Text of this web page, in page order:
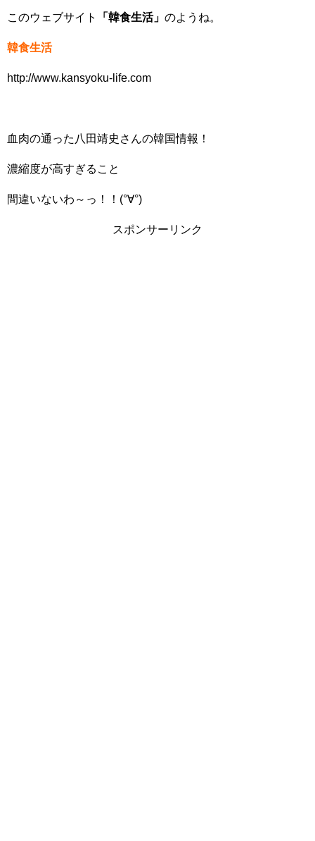
このウェブサイト 「韓食生活」 のようね。
韓食生活
http://www.kansyoku-life.com
血肉の通った八田靖史さんの韓国情報！
濃縮度が高すぎること
間違いないわ～っ！！(°∀°)
スポンサーリンク